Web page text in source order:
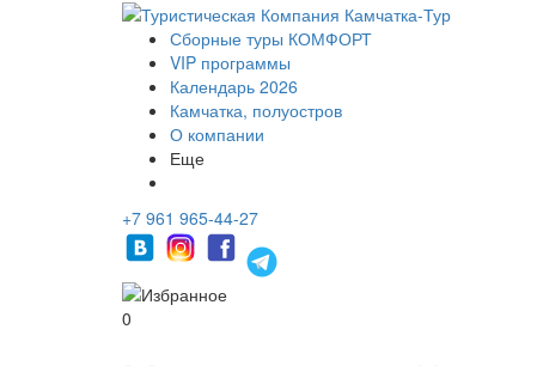
Сборные туры КОМФОРТ
VIP программы
Календарь 2026
Камчатка, полуостров
О компании
Еще
+7 961 965-44-27
0